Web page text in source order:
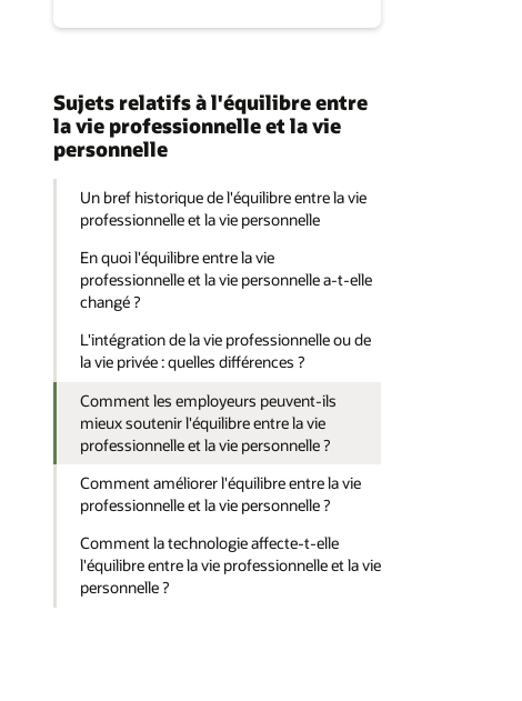
Sujets relatifs à l'équilibre entre
la vie professionnelle et la vie
personnelle
Un bref historique de l'équilibre entre la vie
professionnelle et la vie personnelle
En quoi l'équilibre entre la vie
professionnelle et la vie personnelle a-t-elle
changé ?
L'intégration de la vie professionnelle ou de
la vie privée : quelles différences ?
Comment les employeurs peuvent-ils
mieux soutenir l'équilibre entre la vie
professionnelle et la vie personnelle ?
Comment améliorer l'équilibre entre la vie
professionnelle et la vie personnelle ?
Comment la technologie affecte-t-elle
l'équilibre entre la vie professionnelle et la vie
personnelle ?